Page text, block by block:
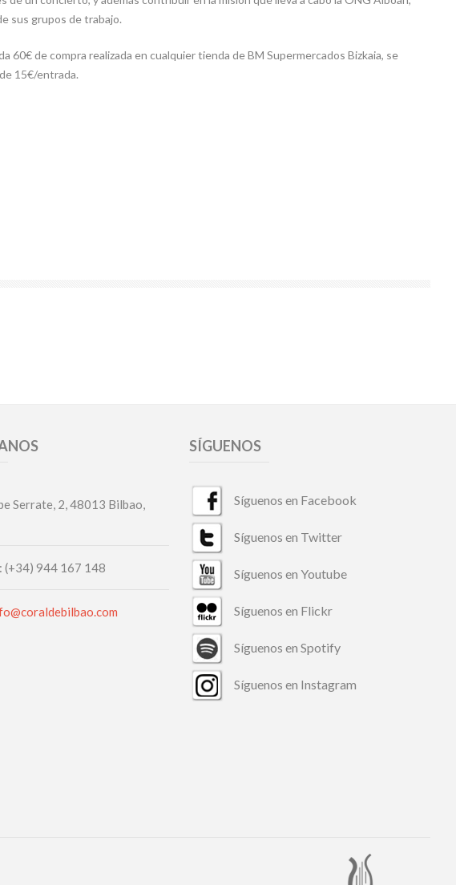
sus grupos de trabajo.
60€ de compra realizada en cualquier tienda de BM Supermercados Bizkaia, se
15€/entrada.
Serrate, 2, 48013 Bilbao,
(+34) 944 167 148
SÍGUENOS
Síguenos en Facebook
Síguenos en Twitter
Síguenos en Youtube
Síguenos en Flickr
Síguenos en Spotify
Síguenos en Instagram